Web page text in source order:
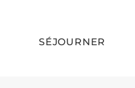
SÉJOURNER